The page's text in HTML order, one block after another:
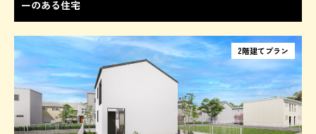
ーのある住宅
2階建てプラン